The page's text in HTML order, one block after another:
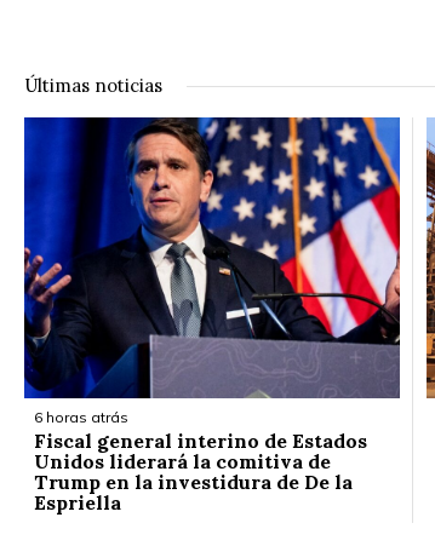
Últimas noticias
6 horas atrás
Fiscal general interino de Estados
Unidos liderará la comitiva de
Trump en la investidura de De la
Espriella